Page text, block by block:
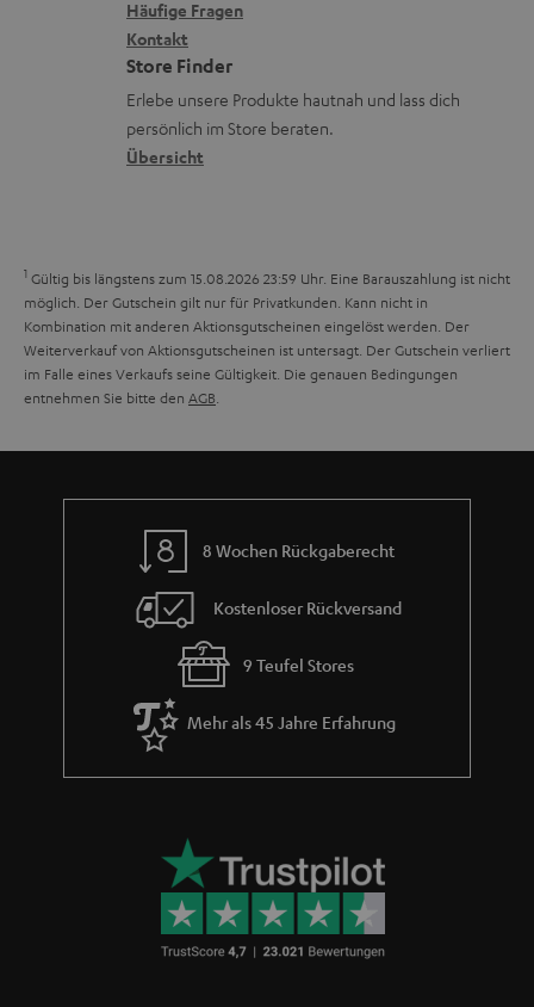
a
n
d
G
a
r
a
n
e
e
R
ü
c
k
m
e
x
i
k
o
n
k
t
d
a
t
Häufige Fragen
Kontakt
Store Finder
Erlebe unsere Produkte hautnah und lass dich
persönlich im Store beraten.
Übersicht
1 Gültig bis längstens zum 15.08.2026 23:59 Uhr. Eine Barauszahlung ist nicht
möglich. Der Gutschein gilt nur für Privatkunden. Kann nicht in
Kombination mit anderen Aktionsgutscheinen eingelöst werden. Der
Weiterverkauf von Aktionsgutscheinen ist untersagt. Der Gutschein verliert
im Falle eines Verkaufs seine Gültigkeit. Die genauen Bedingungen
entnehmen Sie bitte den AGB
8 Wochen Rückgaberecht
Kostenloser Rückversand
9 Teufel Stores
Mehr als 45 Jahre Erfahrung